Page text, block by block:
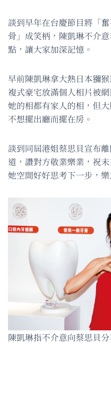
談到早年在台慶節目將「
骨」成笑柄，陳凱琳不介
點，讓大家加深記憶。
早前陳凱琳拿大熱日本獼
複式豪宅放滿個人相片被
她的相都有家人的相，但
不想擺出廳而擺在房。
談到同屆港姐蔡思貝宣布
道，讚對方敬業樂業，祝
她空間好好思考下一步，
陳凱琳指不介意向蔡思貝